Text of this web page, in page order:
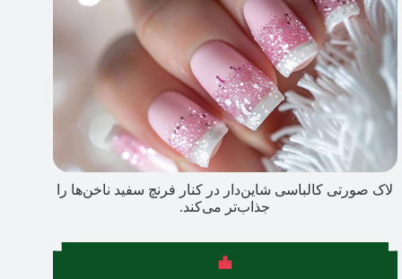
لاک صورتی کالباسی شاین‌دار در کنار فرنچ سفید ناخن‌ها را
جذاب‌تر می‌کند.